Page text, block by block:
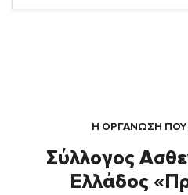
Η ΟΡΓΆΝΩΣΗ ΠΟΥ
Σύλλογος
Ελλάδος